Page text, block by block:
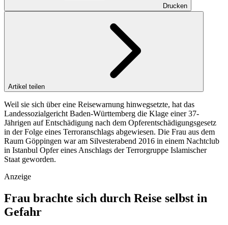
Drucken
Artikel teilen
Weil sie sich über eine Reisewarnung hinwegsetzte, hat das
Landessozialgericht Baden-Württemberg die Klage einer 37-
Jährigen auf Entschädigung nach dem Opferentschädigungsgesetz
in der Folge eines Terroranschlags abgewiesen. Die Frau aus dem
Raum Göppingen war am Silvesterabend 2016 in einem Nachtclub
in Istanbul Opfer eines Anschlags der Terrorgruppe Islamischer
Staat geworden.
Anzeige
Frau brachte sich durch Reise selbst in
Gefahr